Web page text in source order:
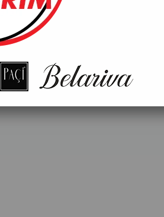
Et Yorum Yaz